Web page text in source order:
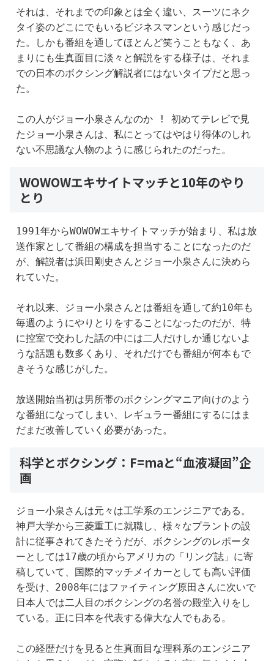
それは、それまでの印象とは全く違い、スーツにネク
タイ姿のどこにでもいるビジネスマンという感じだっ
た。しかも番組を通してほとんど笑うこともなく、あ
まりにも生真面目に淡々と解説をする様子は、それま
での日本のボクシング解説者にはないタイプだと思っ
た。
この人がジョー小泉さんなのか ! 初めてテレビで見
たジョー小泉さんは、私にとってはやはり得体のしれ
ない不思議な人物のように感じられたのだった。
WOWOWエキサイトマッチと10年のやり
とり
1991年からWOWOWエキサイトマッチが始まり、私は放
送作家として番組の構成を担当することになったのだ
が、解説者は浜田剛史さんとジョー小泉さんに決めら
れていた。
それ以来、ジョー小泉さんとは番組を通して約10年も
毎週のようにやりとりをすることになったのだが、特
に控室で交わした話の中には二人だけしか通じないよ
うな話題も数多くあり、それだけでも番組が何本もで
きそうな感じがした。
放送開始当初は男所帯のボクシングマニア向けのよう
な番組になってしまい、レギュラー番組にするにはま
だまだ改善していく必要があった。
科学とボクシング：F=maと“血液凝固”企
画
ジョー小泉さんは元々は工学系のエンジニアである。
神戸大学から三菱重工に就職し、様々なプラントの設
計に従事されてきたそうだが、ボクシングのレポータ
ーとしては17歳の頃からアメリカの「リング誌」に寄
稿していて、国際的マッチメイカーとしても高い評価
を受け、2008年にはファイティング原田さんに次いで
日本人では二人目のボクシングの名誉の殿堂入りをし
ている。正に日本を代表する偉大な人でもある。
この経歴だけを見ると生真面目な理科系のエンジニア